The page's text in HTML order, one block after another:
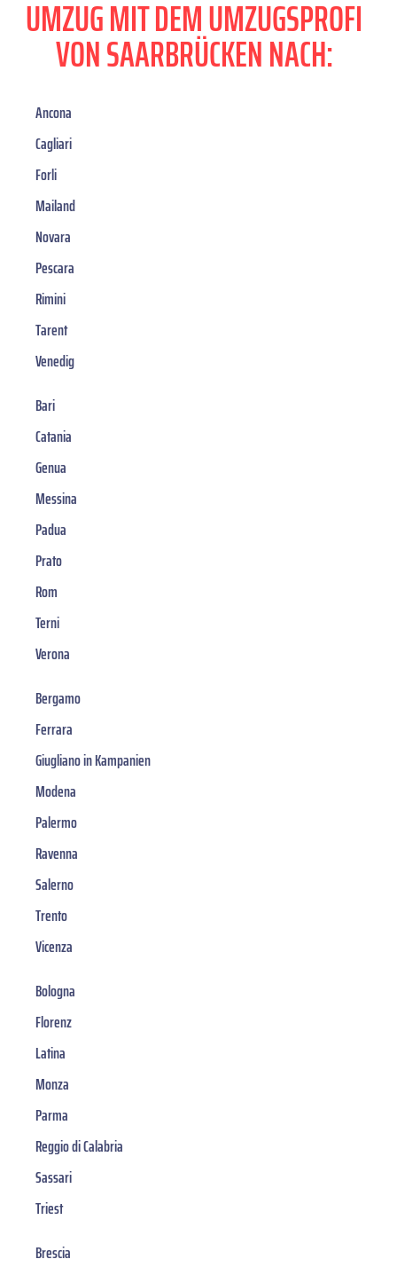
UMZUG MIT DEM UMZUGSPROFI
VON SAARBRÜCKEN NACH:
Ancona
Cagliari
Forli
Mailand
Novara
Pescara
Rimini
Tarent
Venedig
Bari
Catania
Genua
Messina
Padua
Prato
Rom
Terni
Verona
Bergamo
Ferrara
Giugliano in Kampanien
Modena
Palermo
Ravenna
Salerno
Trento
Vicenza
Bologna
Florenz
Latina
Monza
Parma
Reggio di Calabria
Sassari
Triest
Brescia